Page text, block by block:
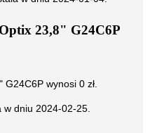
23,8" G24C6P
G24C6P wynosi 0 zł.
w dniu 2024-02-25